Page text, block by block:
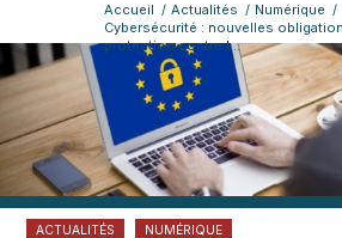
Accueil / Actualités / Numérique /
Cybersécurité : nouvelles
protection contre l...
ACTUALITÉS NUMÉRIQUE